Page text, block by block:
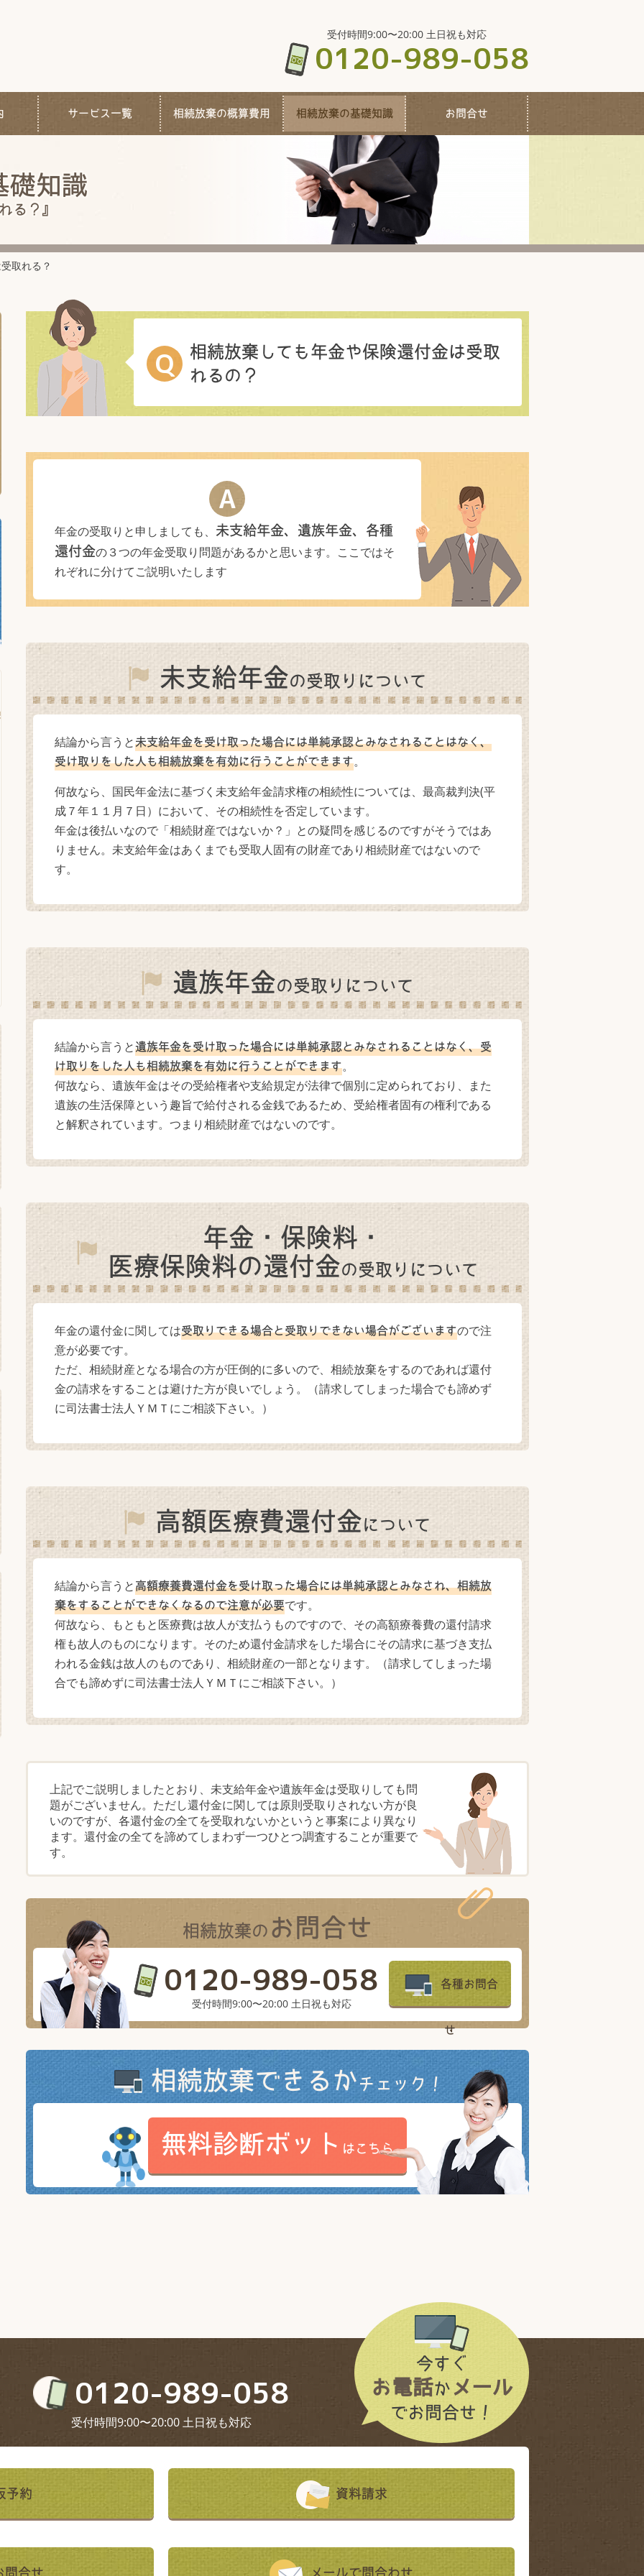
受付時間9:00〜20:00 土日祝も対応
0120-989-058
サービス一覧 相続放棄の概算費用 相続放棄の基礎知識 お問合せ
礎知識
る？』
取れる？
Q
相続放棄しても年金や保険還付金は受取
れるの？
A
年金の受取りと申しましても、
未支給年金、遺族年金、各種
還付金の３つの年金受取り問題があるかと思います。ここではそ
れぞれに分けてご説明いたします
未支給年金の受取りについて
結論から言うと未支給年金を受け取った場合には単純承認とみなされることはなく、
受け取りをした人も相続放棄を有効に行うことができます。
何故なら、国民年金法に基づく未支給年金請求権の相続性については、最高裁判決(平
成７年１１月７日）において、その相続性を否定しています。
年金は後払いなので「相続財産ではないか？」との疑問を感じるのですがそうではあ
りません。未支給年金はあくまでも受取人固有の財産であり相続財産ではないので
す。
遺族年金の受取りについて
結論から言うと遺族年金を受け取った場合には単純承認とみなされることはなく、受
け取りをした人も相続放棄を有効に行うことができます。
何故なら、遺族年金はその受給権者や支給規定が法律で個別に定められており、また
遺族の生活保障という趣旨で給付される金銭であるため、受給権者固有の権利である
と解釈されています。つまり相続財産ではないのです。
年金・保険料・
医療保険料の還付金の受取りについて
年金の還付金に関しては受取りできる場合と受取りできない場合がございますので注
意が必要です。
ただ、相続財産となる場合の方が圧倒的に多いので、相続放棄をするのであれば還付
金の請求をすることは避けた方が良いでしょう。（請求してしまった場合でも諦めず
に司法書士法人ＹＭＴにご相談下さい。）
高額医療費還付金について
結論から言うと高額療養費還付金を受け取った場合には単純承認とみなされ、相続放
棄をすることができなくなるので注意が必要です。
何故なら、もともと医療費は故人が支払うものですので、その高額療養費の還付請求
権も故人のものになります。そのため還付金請求をした場合にその請求に基づき支払
われる金銭は故人のものであり、相続財産の一部となります。（請求してしまった場
合でも諦めずに司法書士法人ＹＭＴにご相談下さい。）
上記でご説明しましたとおり、未支給年金や遺族年金は受取りしても問
題がございません。ただし還付金に関しては原則受取りされない方が良
いのですが、各還付金の全てを受取れないかというと事案により異なり
ます。還付金の全てを諦めてしまわず一つひとつ調査することが重要で
す。
相続放棄の お問合せ
0120-989-058
受付時間9:00〜20:00 土日祝も対応
各種お問合
せ
相続放棄できるか チェック！
無料診断ボット はこちら
今すぐ
お電話か メール
でお問合せ！
0120-989-058
受付時間9:00〜20:00 土日祝も対応
予約 資料請求
問合せ メールで問合わせ